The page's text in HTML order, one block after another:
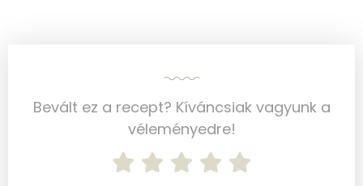
Ásványi anyagok
Bevált ez a recept? Kíváncsiak vagyunk a
véleményedre!